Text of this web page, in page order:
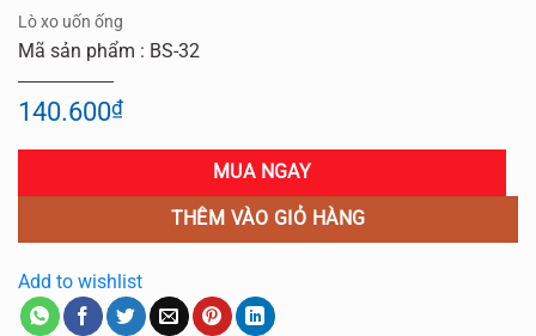
Lò xo uốn ống
Mã sản phẩm : BS-32
140.600₫
MUA NGAY
THÊM VÀO GIỎ HÀNG
Add to wishlist